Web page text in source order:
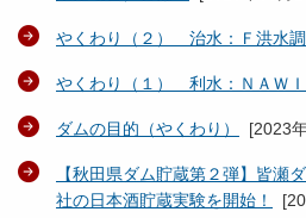
やくわり（２） 治水：Ｆ洪水
やくわり（１） 利水：ＮＡＷＩ
ダムの目的（やくわり） [2023
【秋田県ダム貯蔵第２弾】皆瀬
社の日本酒貯蔵実験を開始！
[